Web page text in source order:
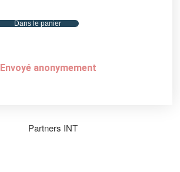
Dans le panier
Envoyé anonymement